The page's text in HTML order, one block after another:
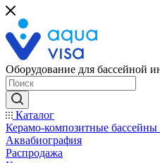
Оборудование для бассейной
Каталог
Керамо-композитные
Аквабиография
Распродажа